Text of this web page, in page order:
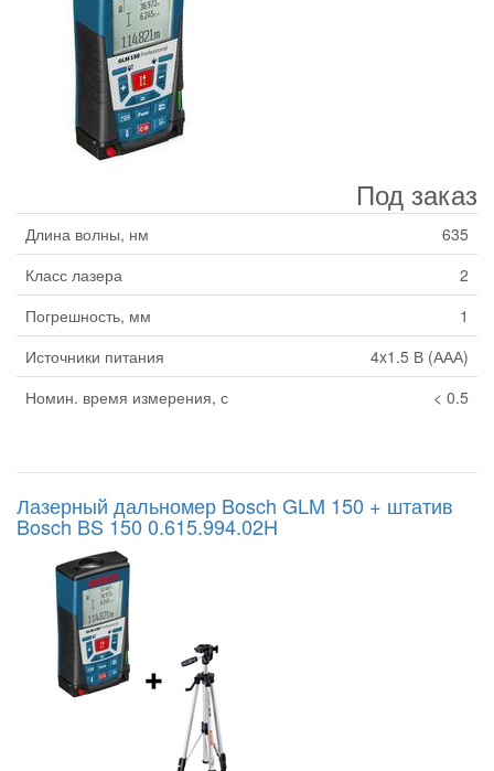
Под заказ
Длина волны, нм
635
Класс лазера
2
Погрешность, мм
1
Источники питания
4x1.5 В (ААА)
Номин. время измерения, с
< 0.5
Лазерный дальномер Bosch GLM 150 + штатив
Bosch BS 150 0.615.994.02H